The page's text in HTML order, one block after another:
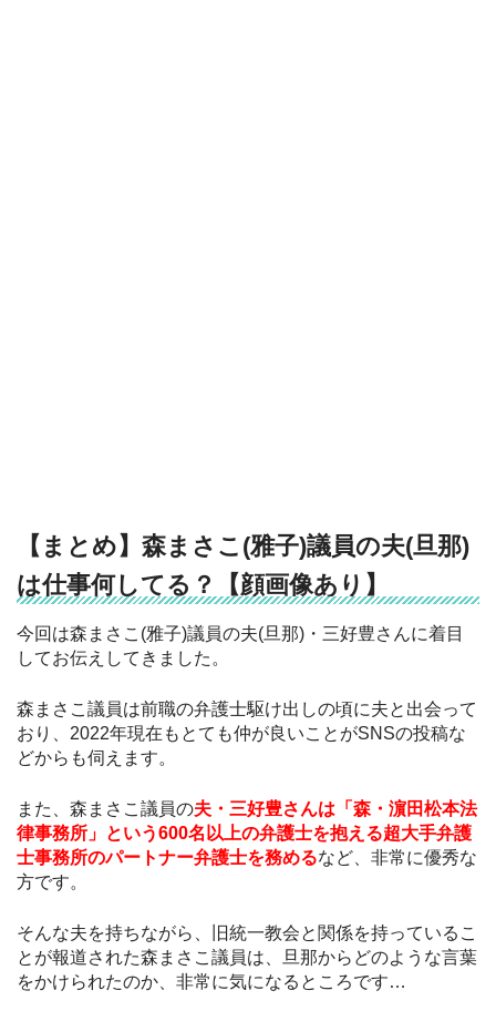
【まとめ】森まさこ(雅子)議員の夫(旦那)
は仕事何してる？【顔画像あり】
今回は森まさこ(雅子)議員の夫(旦那)・三好豊さんに着目
してお伝えしてきました。
森まさこ議員は前職の弁護士駆け出しの頃に夫と出会って
おり、2022年現在もとても仲が良いことがSNSの投稿な
どからも伺えます。
また、森まさこ議員の夫・三好豊さんは「森・濵田松本法
律事務所」という600名以上の弁護士を抱える超大手弁護
士事務所のパートナー弁護士を務めるなど、非常に優秀な
方です。
そんな夫を持ちながら、旧統一教会と関係を持っているこ
とが報道された森まさこ議員は、旦那からどのような言葉
をかけられたのか、非常に気になるところです…